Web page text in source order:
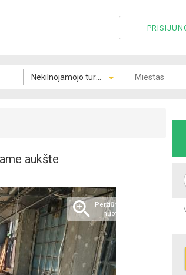
aukšte

Peržiūrėti visas 3
nuotraukas